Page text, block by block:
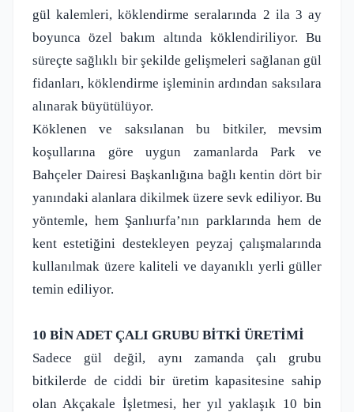
gül kalemleri, köklendirme seralarında 2 ila 3 ay
boyunca özel bakım altında köklendiriliyor. Bu
süreçte sağlıklı bir şekilde gelişmeleri sağlanan gül
fidanları, köklendirme işleminin ardından saksılara
alınarak büyütülüyor.
Köklenen ve saksılanan bu bitkiler, mevsim
koşullarına göre uygun zamanlarda Park ve
Bahçeler Dairesi Başkanlığına bağlı kentin dört bir
yanındaki alanlara dikilmek üzere sevk ediliyor. Bu
yöntemle, hem Şanlıurfa’nın parklarında hem de
kent estetiğini destekleyen peyzaj çalışmalarında
kullanılmak üzere kaliteli ve dayanıklı yerli güller
temin ediliyor.
10 BİN ADET ÇALI GRUBU BİTKİ ÜRETİMİ
Sadece gül değil, aynı zamanda çalı grubu
bitkilerde de ciddi bir üretim kapasitesine sahip
olan Akçakale İşletmesi, her yıl yaklaşık 10 bin